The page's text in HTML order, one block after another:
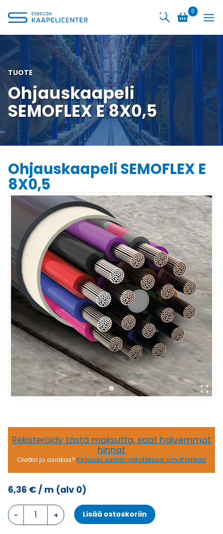
sisältöön
0
TUOTE
Ohjauskaapeli
SEMOFLEX E 8X0,5
Ohjauskaapeli SEMOFLEX E
8X0,5
Rekisteröidy tästä maksutta, saat halvemmat
hinnat
Oletko jo asiakas? Kirjaudu sisään nähdäksesi omat hintasi
6,36 €/ m (alv 0)
Ohjauskaapeli
SEMOFLEX
Lisää ostoskoriin